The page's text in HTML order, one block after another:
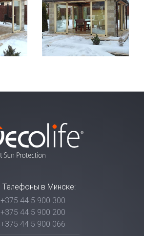
Телефоны в Минске:
+375 44 5 900 300
+375 44 5 900 200
+375 44 5 900 066